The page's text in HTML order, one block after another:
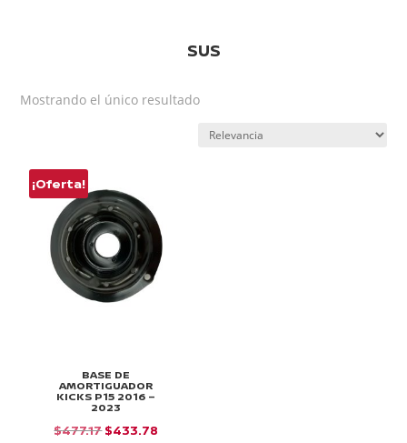
SUS
Mostrando el único resultado
¡Oferta!
BASE DE
AMORTIGUADOR
KICKS P15 2016 –
2023
$477.17El
$433.78